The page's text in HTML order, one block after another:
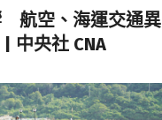
航空、海運交通異
中央社 CNA